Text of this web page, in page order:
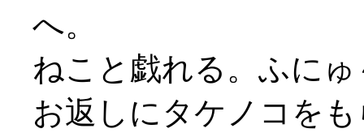
へ。
ねこと戯れる。ふに
お返しにタケノコを